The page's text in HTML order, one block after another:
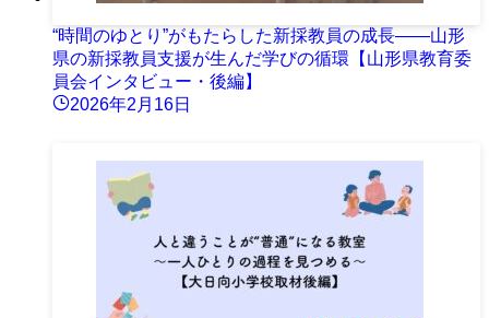
“時間のゆとり”がもたらした新採教員の成長――山形
県の新採教員支援が生んだ学びの循環【山形県教育委
員会インタビュー・後編】
2026年2月16日